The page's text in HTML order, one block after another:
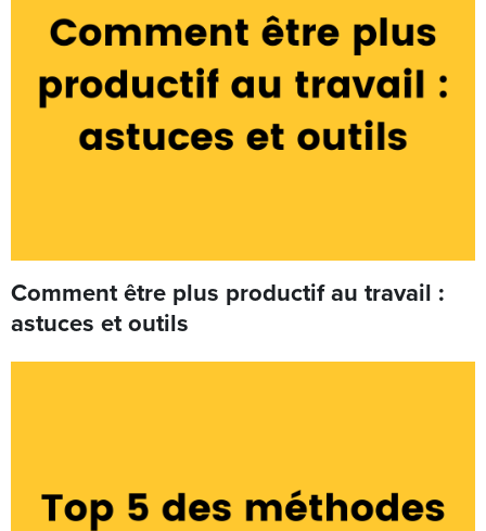
Comment être plus productif au travail :
astuces et outils